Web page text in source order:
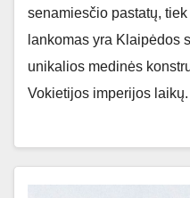
senamiesčio pastatų,
lankomas yra Klaipėdos
unikalios medinės
Vokietijos imperijos